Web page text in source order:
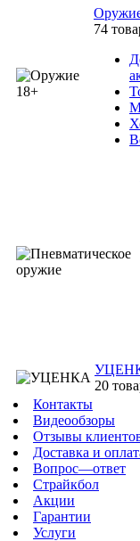
74
20
Контакты
Видеообзоры
Отзывы
Доставка и
Вопрос—ответ
Страйкбол
Акции
Гарантии
Услуги